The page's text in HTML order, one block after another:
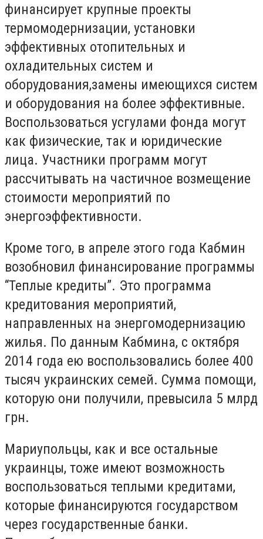
финансирует крупные проекты
термомодернизации, установки
эффективных отопительных и
охладительных систем и
оборудования,замены имеющихся систем
и оборудования на более эффективные.
Воспользоваться усгулами фонда могут
как физические, так и юридические
лица. Участники программ могут
рассчитывать на частичное возмещение
стоимости мероприятий по
энергоэффективности.
Кроме того, в апреле этого года Кабмин
возобновил финансирование программы
“Теплые кредиты”. Это программа
кредитования мероприятий,
направленных на энергомодернизацию
жилья. По данным Кабмина, с октября
2014 года ею воспользовались более 400
тысяч украинских семей. Сумма помощи,
которую они получили, превысила 5 млрд
грн.
Мариупольцы, как и все остальные
украинцы, тоже имеют возможность
воспользоваться теплыми кредитами,
которые финансируются государством
через государственные банки.